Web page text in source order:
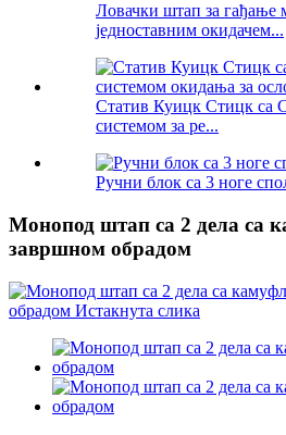
Ловачки штап за гађање
једноставним окидачем...
Статив Куицк Стицк са
системом за ре...
Ручни блок са 3 ноге
Монопод штап са 2 дела са
завршном обрадом